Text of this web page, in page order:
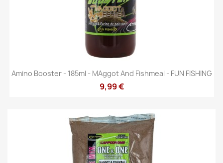
Amino Booster - 185ml - MAggot And Fishmeal - FUN FISHING
9,99 €